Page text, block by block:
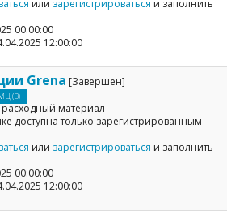
или зарегистрироваться и заполнить
00:00:00
12:00:00
Grena [Завершен]
(В)
материал
доступна только зарегистрированным
или зарегистрироваться и заполнить
00:00:00
12:00:00